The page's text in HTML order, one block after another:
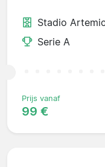
Stadio
Serie A
Prijs vanaf
99 €